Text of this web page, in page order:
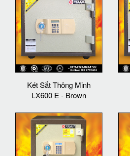
Két Sắt Thông Minh
LX600 E - Brown